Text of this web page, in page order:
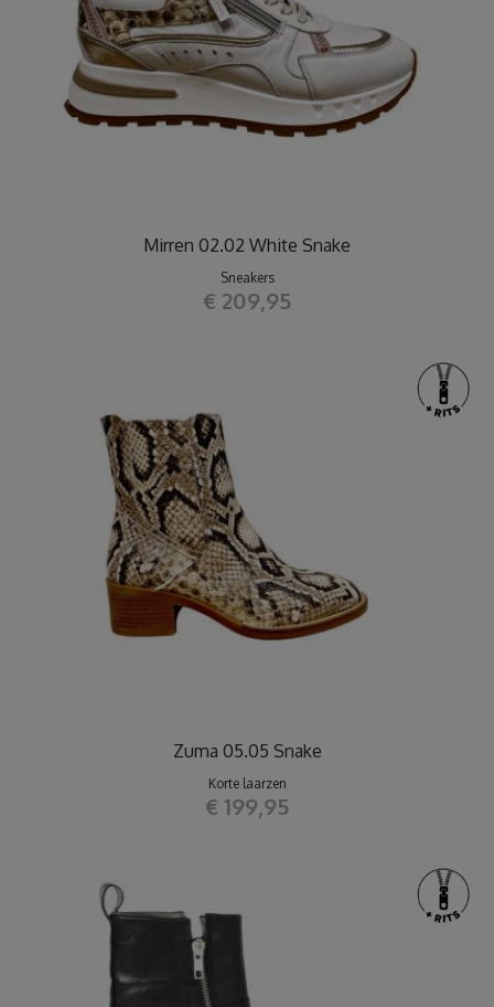
Mirren 02.02 White Snake
Sneakers
€ 209,95
Zuma 05.05 Snake
Korte laarzen
€ 199,95